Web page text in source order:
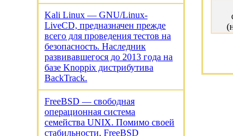
Kali Linux — GNU/Linux-
LiveCD, предназначен прежде
всего для проведения тестов на
безопасность. Наследник
развивавшегося до 2013 года на
базе Knoppix дистрибутива
BackTrack.
FreeBSD — свободная
операционная система
семейства UNIX. Помимо своей
стабильности, FreeBSD